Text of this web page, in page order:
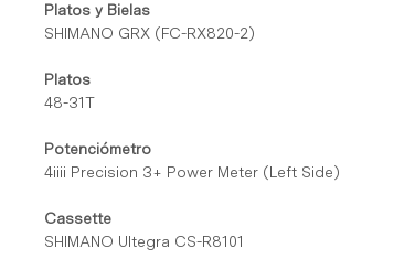
Platos y Bielas
SHIMANO GRX (FC-RX820-2)
Platos
48-31T
Potenciómetro
4iiii Precision 3+ Power Meter (Left Side)
Cassette
SHIMANO Ultegra CS-R8101